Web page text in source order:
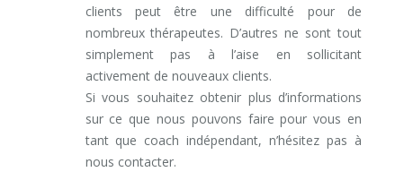
clients peut être une difficulté pour de
nombreux thérapeutes. D’autres ne sont tout
simplement pas à l’aise en sollicitant
activement de nouveaux clients.
Si vous souhaitez obtenir plus d’informations
sur ce que nous pouvons faire pour vous en
tant que coach indépendant, n’hésitez pas à
nous contacter.